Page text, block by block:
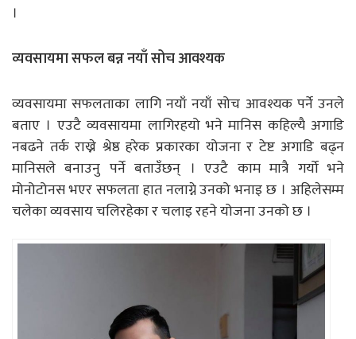
।
व्यवसायमा सफल बन्न नयाँ सोच आवश्यक
व्यवसायमा सफलताका लागि नयाँ नयाँ सोच आवश्यक पर्ने उनले
बताए । एउटै व्यवसायमा लागिरहयो भने मानिस कहिल्यै अगाडि
नबढने तर्क राख्ने श्रेष्ठ हरेक प्रकारका योजना र टेष्ट अगाडि बढ्न
मानिसले बनाउनु पर्ने बताउँछन् । एउटै काम मात्रै गर्यो भने
मोनोटोनस भएर सफलता हात नलाग्ने उनको भनाइ छ । अहिलेसम्म
चलेका व्यवसाय चलिरहेका र चलाइ रहने योजना उनको छ ।